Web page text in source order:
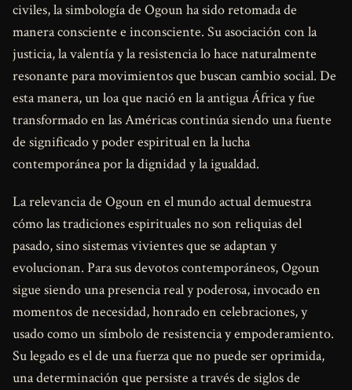
civiles, la simbología de Ogoun ha sido retomada de
manera consciente e inconsciente. Su asociación con la
justicia, la valentía y la resistencia lo hace naturalmente
resonante para movimientos que buscan cambio social. De
esta manera, un loa que nació en la antigua África y fue
transformado en las Américas continúa siendo una fuente
de significado y poder espiritual en la lucha
contemporánea por la dignidad y la igualdad.
La relevancia de Ogoun en el mundo actual demuestra
cómo las tradiciones espirituales no son reliquias del
pasado, sino sistemas vivientes que se adaptan y
evolucionan. Para sus devotos contemporáneos, Ogoun
sigue siendo una presencia real y poderosa, invocado en
momentos de necesidad, honrado en celebraciones, y
usado como un símbolo de resistencia y empoderamiento.
Su legado es el de una fuerza que no puede ser oprimida,
una determinación que persiste a través de siglos de